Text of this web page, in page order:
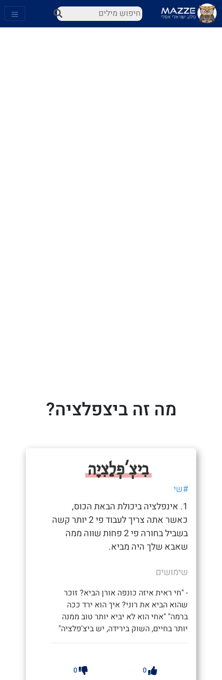
מה זה ביצפלציה?
בִיצְ'פְלַצִיָה
#שי
1. אינפלציה ביכולת הבאת הכוס,
כאשר אתה צריך לעבוד פי 2 יותר קשה
בשביל בחורה פי 2 פחות שווה ממה
שאבא שלך היה מביא.
שימושים
- "חי ראית איזה כונפה אורן הביא? זוכר
שהוא הביא את רוני? איך הוא ירד ככה
ברמה" "אחי הוא לא יביא יותר טוב ממנה
יותר בחיים, השוק בירידה, יש ביצ'פלציה"
0
0